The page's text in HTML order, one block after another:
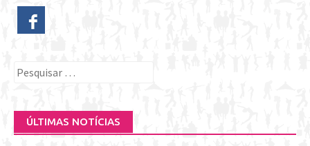
Pesquisar
ÚLTIMAS NOTÍCIAS